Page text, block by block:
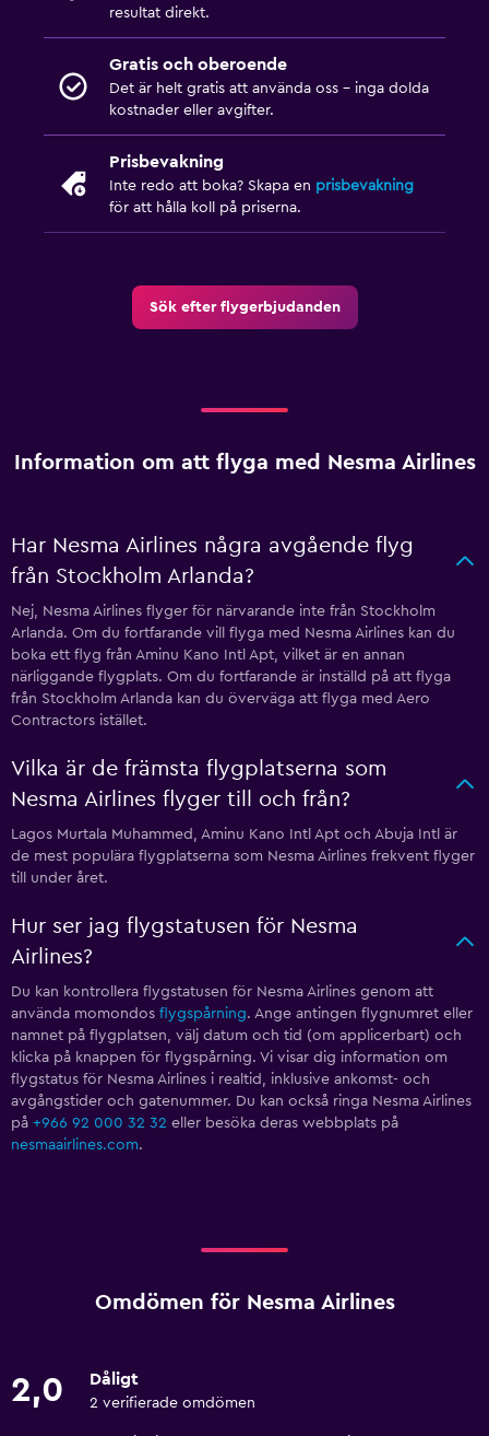
resultat direkt.
Gratis och oberoende
Det är helt gratis att använda oss – inga dolda
kostnader eller avgifter.
Prisbevakning
Inte redo att boka? Skapa en prisbevakning
för att hålla koll på priserna.
Sök efter flygerbjudanden
Information om att flyga med Nesma Airlines
Har Nesma Airlines några avgående flyg
från Stockholm Arlanda?
Nej, Nesma Airlines flyger för närvarande inte från Stockholm
Arlanda. Om du fortfarande vill flyga med Nesma Airlines kan du
boka ett flyg från Aminu Kano Intl Apt, vilket är en annan
närliggande flygplats. Om du fortfarande är inställd på att flyga
från Stockholm Arlanda kan du överväga att flyga med Aero
Contractors istället.
Vilka är de främsta flygplatserna som
Nesma Airlines flyger till och från?
Lagos Murtala Muhammed, Aminu Kano Intl Apt och Abuja Intl är
de mest populära flygplatserna som Nesma Airlines frekvent flyger
till under året.
Hur ser jag flygstatusen för Nesma
Airlines?
Du kan kontrollera flygstatusen för Nesma Airlines genom att
använda momondos flygspårning. Ange antingen flygnumret eller
namnet på flygplatsen, välj datum och tid (om applicerbart) och
klicka på knappen för flygspårning. Vi visar dig information om
flygstatus för Nesma Airlines i realtid, inklusive ankomst- och
avgångstider och gatenummer. Du kan också ringa Nesma Airlines
på +966 92 000 32 32 eller besöka deras webbplats på
nesmaairlines.com.
Omdömen för Nesma Airlines
2,0 Dåligt
2 verifierade omdömen